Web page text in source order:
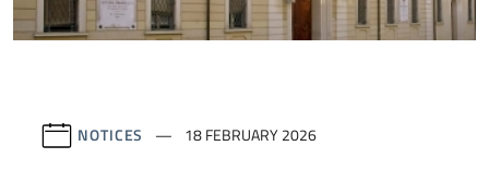
NOTICES 18 FEBRUARY 2026